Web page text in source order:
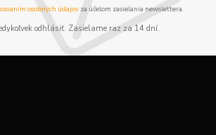
osobných údajov za účelom zasielania newslettera.
odhlásiť. Zasielame raz za 14 dní.